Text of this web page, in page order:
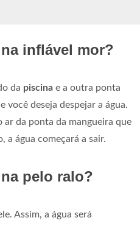
inflável mor?
da piscina e a outra ponta
você deseja despejar a água.
ar da ponta da mangueira que
a água começará a sair.
pelo ralo?
Assim, a água será